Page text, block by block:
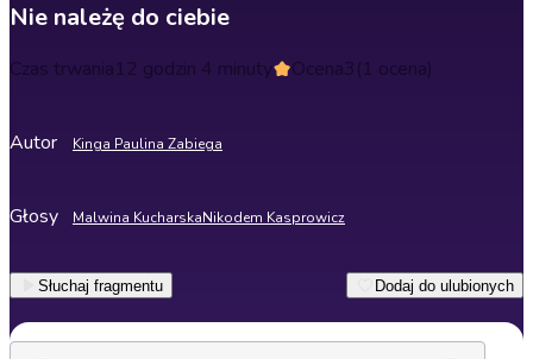
Nie należę do ciebie
Czas trwania12 godzin 4 minuty Ocena3(1 ocena)
Autor Kinga Paulina Zabiega
Głosy Malwina KucharskaNikodem Kasprowicz
Słuchaj fragmentu Dodaj do ulubionych